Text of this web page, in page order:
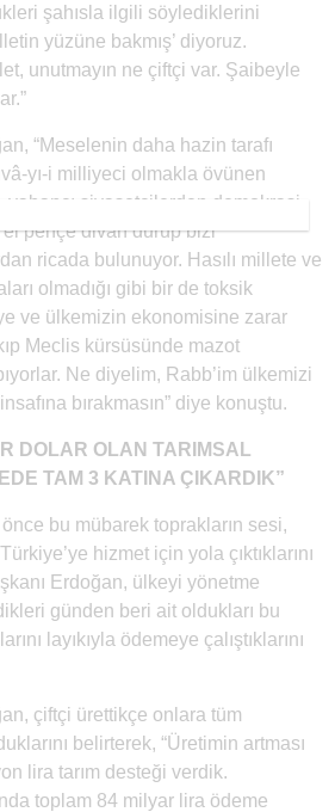
şahısla ilgili söylediklerini
yüzüne bakmış’ diyoruz.
unutmayın ne çiftçi var. Şaibeyle
“Meselenin daha hazin tarafı
yı-i milliyeci olmakla övünen
yabancı siyasetçilerden demokrasi
el pençe divan durup bizi
ricada bulunuyor. Hasılı millete ve
olmadığı gibi bir de toksik
ve ülkemizin ekonomisine zarar
Meclis kürsüsünde mazot
Ne diyelim, Rabb’im ülkemizi
bırakmasın” diye konuştu.
DOLAR OLAN TARIMSAL
TAM 3 KATINA ÇIKARDIK”
bu mübarek toprakların sesi,
hizmet için yola çıktıklarını
Erdoğan, ülkeyi yönetme
günden beri ait oldukları bu
layıkıyla ödemeye çalıştıklarını
çiftçi ürettikçe onlara tüm
belirterek, “Üretimin artması
lira tarım desteği verdik.
toplam 84 milyar lira ödeme